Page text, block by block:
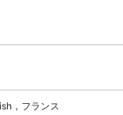
，フランス